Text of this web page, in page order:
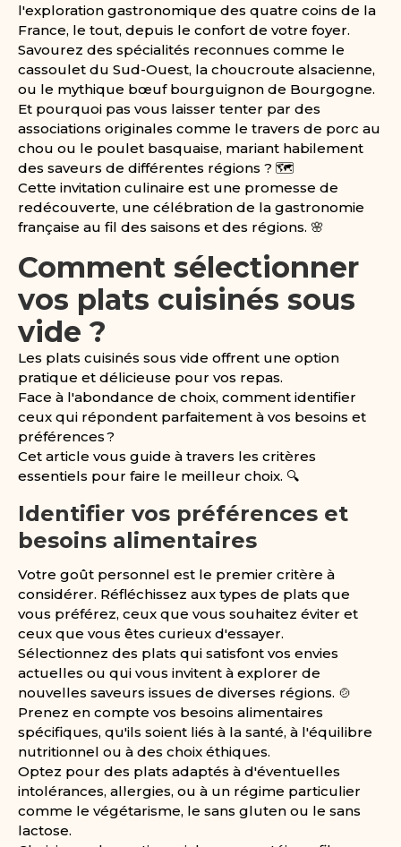
l'exploration gastronomique des quatre coins de la
France, le tout, depuis le confort de votre foyer.
Savourez des spécialités reconnues comme le
cassoulet du Sud-Ouest, la choucroute alsacienne,
ou le mythique bœuf bourguignon de Bourgogne.
Et pourquoi pas vous laisser tenter par des
associations originales comme le travers de porc au
chou ou le poulet basquaise, mariant habilement
des saveurs de différentes régions ? 🗺️
Cette invitation culinaire est une promesse de
redécouverte, une célébration de la gastronomie
française au fil des saisons et des régions. 🌸
Comment sélectionner
vos plats cuisinés sous
vide ?
Les plats cuisinés sous vide offrent une option
pratique et délicieuse pour vos repas.
Face à l'abondance de choix, comment identifier
ceux qui répondent parfaitement à vos besoins et
préférences ?
Cet article vous guide à travers les critères
essentiels pour faire le meilleur choix. 🔍
Identifier vos préférences et
besoins alimentaires
Votre goût personnel est le premier critère à
considérer. Réfléchissez aux types de plats que
vous préférez, ceux que vous souhaitez éviter et
ceux que vous êtes curieux d'essayer.
Sélectionnez des plats qui satisfont vos envies
actuelles ou qui vous invitent à explorer de
nouvelles saveurs issues de diverses régions. 🍲
Prenez en compte vos besoins alimentaires
spécifiques, qu'ils soient liés à la santé, à l'équilibre
nutritionnel ou à des choix éthiques.
Optez pour des plats adaptés à d'éventuelles
intolérances, allergies, ou à un régime particulier
comme le végétarisme, le sans gluten ou le sans
lactose.